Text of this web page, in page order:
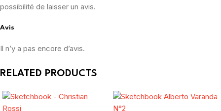
Avis
Il n’y a pas encore d’avis.
possibilité de laisser un avis.
RELATED PRODUCTS